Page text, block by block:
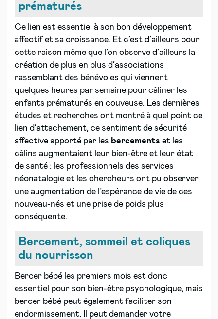
prématurés
Ce lien est essentiel à son bon développement
affectif et sa croissance. Et c’est d’ailleurs pour
cette raison même que l’on observe d’ailleurs la
création de plus en plus d’associations
rassemblant des bénévoles qui viennent
quelques heures par semaine pour câliner les
enfants prématurés en couveuse. Les dernières
études et recherches ont montré à quel point ce
lien d’attachement, ce sentiment de sécurité
affective apporté par les bercements et les
câlins augmentaient leur bien-être et leur état
de santé : les professionnels des services
néonatalogie et les chercheurs ont pu observer
une augmentation de l’espérance de vie de ces
nouveau-nés et une prise de poids plus
conséquente.
Bercement, sommeil et coliques
du nourrisson
Bercer bébé les premiers mois est donc
essentiel pour son bien-être psychologique, mais
bercer bébé peut également faciliter son
endormissement. Il peut demander votre